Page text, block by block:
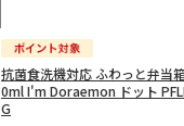
抗菌食洗機対応 ふわっと弁当
0ml I'm Doraemon ドット
G